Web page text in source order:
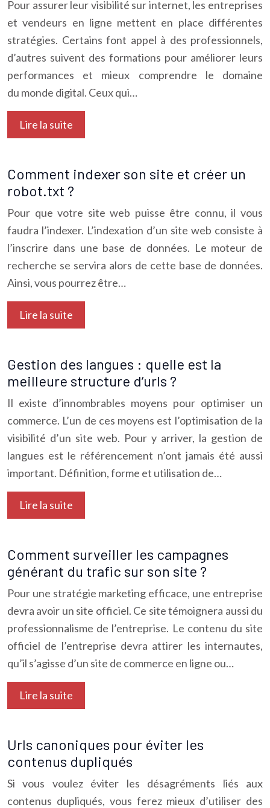
Pour assurer leur visibilité sur internet, les entreprises
et vendeurs en ligne mettent en place différentes
stratégies. Certains font appel à des professionnels,
d’autres suivent des formations pour améliorer leurs
performances et mieux comprendre le domaine
du monde digital. Ceux qui…
Lire la suite
Comment indexer son site et créer un
robot.txt ?
Pour que votre site web puisse être connu, il vous
faudra l’indexer. L’indexation d’un site web consiste à
l’inscrire dans une base de données. Le moteur de
recherche se servira alors de cette base de données.
Ainsi, vous pourrez être…
Lire la suite
Gestion des langues : quelle est la
meilleure structure d’urls ?
Il existe d’innombrables moyens pour optimiser un
commerce. L’un de ces moyens est l’optimisation de la
visibilité d’un site web. Pour y arriver, la gestion de
langues est le référencement n’ont jamais été aussi
important. Définition, forme et utilisation de…
Lire la suite
Comment surveiller les campagnes
générant du trafic sur son site ?
Pour une stratégie marketing efficace, une entreprise
devra avoir un site officiel. Ce site témoignera aussi du
professionnalisme de l’entreprise. Le contenu du site
officiel de l’entreprise devra attirer les internautes,
qu’il s’agisse d’un site de commerce en ligne ou…
Lire la suite
Urls canoniques pour éviter les
contenus dupliqués
Si vous voulez éviter les désagréments liés aux
contenus dupliqués, vous ferez mieux d’utiliser des